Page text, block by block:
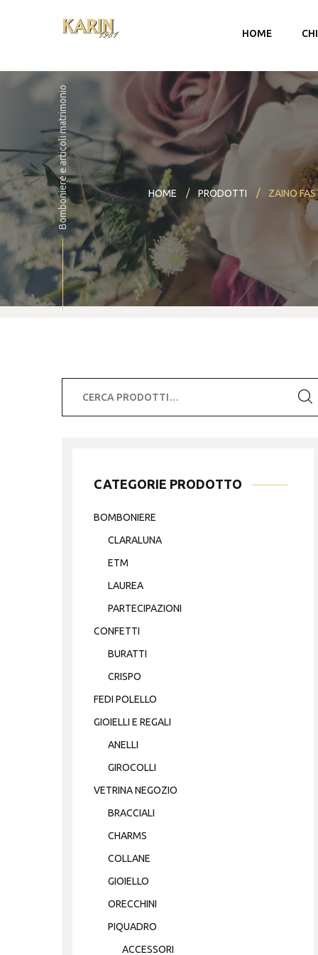
HOME
Account
Carrello
Checkout
Bomboniere e articoli matrimonio HOME PRODOTTI ZAINO
CATEGORIE PRODOTTO
BOMBONIERE
CLARALUNA
ETM
LAUREA
PARTECIPAZIONI
CONFETTI
BURATTI
CRISPO
FEDI POLELLO
GIOIELLI E REGALI
ANELLI
GIROCOLLI
VETRINA NEGOZIO
BRACCIALI
CHARMS
COLLANE
GIOIELLO
ORECCHINI
PIQUADRO
ACCESSORI